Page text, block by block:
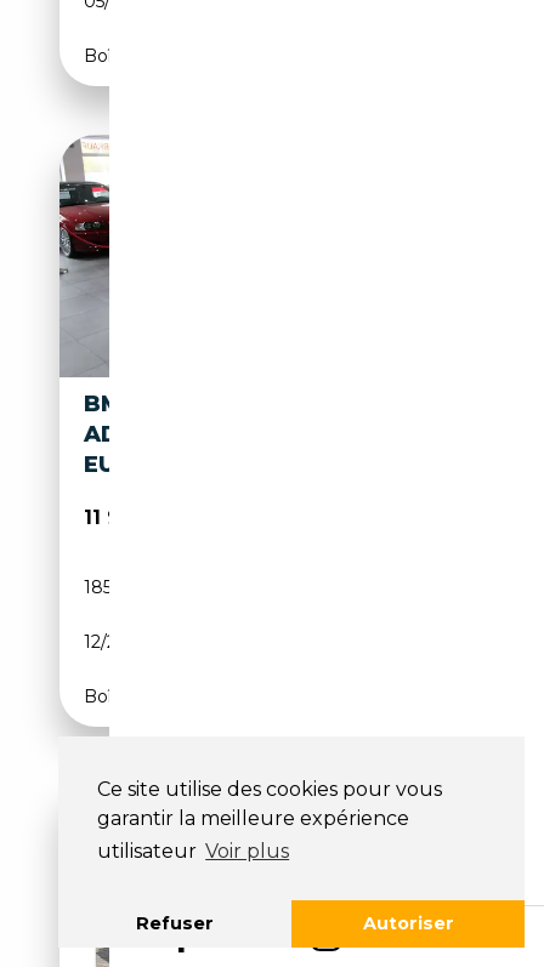
Ce site utilise des cookies pour vous
garantir la meilleure expérience
utilisateur Voir plus
Refuser Autoriser
Boîte manuelle
BMW X1 SDRIVE18D
ADVANTAGE SPORT NAVI LED
EURO 6 DPF
11 990€
185 500 km
12/2015
Boîte manuelle